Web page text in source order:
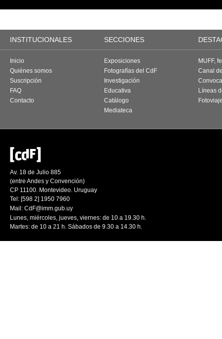
INSTITUCIONALES SECCIONES
Inicio
Quiénes somos
Suscripción
FAQ
Contacto
Exposiciones
Fotografías del CdF
Investigación
Educativa
Catálogo
Mediateca
MUFF,
Canal
Líneas
Av. 18 de Julio 885
(entre Andes y Convención)
CP 11100. Montevideo. Uruguay
Tel: [598 2] 1950 7960
Mail: CdF@imm.gub.uy
Lunes, miércoles, jueves, viernes: de 10 a 19.30 h.
Martes: de 10 a 21 h. Sábados de 9.30 a 14.30 h.